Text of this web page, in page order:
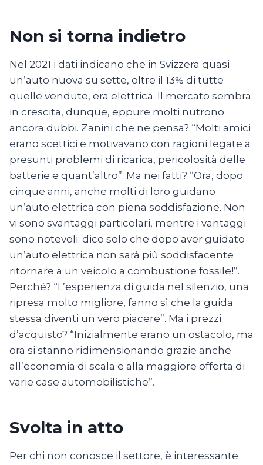
Non si torna indietro
Nel 2021 i dati indicano che in Svizzera quasi
un’auto nuova su sette, oltre il 13% di tutte
quelle vendute, era elettrica. Il mercato sembra
in crescita, dunque, eppure molti nutrono
ancora dubbi. Zanini che ne pensa? “Molti amici
erano scettici e motivavano con ragioni legate a
presunti problemi di ricarica, pericolosità delle
batterie e quant’altro”. Ma nei fatti? “Ora, dopo
cinque anni, anche molti di loro guidano
un’auto elettrica con piena soddisfazione. Non
vi sono svantaggi particolari, mentre i vantaggi
sono notevoli: dico solo che dopo aver guidato
un’auto elettrica non sarà più soddisfacente
ritornare a un veicolo a combustione fossile!”.
Perché? “L’esperienza di guida nel silenzio, una
ripresa molto migliore, fanno sì che la guida
stessa diventi un vero piacere”. Ma i prezzi
d’acquisto? “Inizialmente erano un ostacolo, ma
ora si stanno ridimensionando grazie anche
all’economia di scala e alla maggiore offerta di
varie case automobilistiche”.
Svolta in atto
Per chi non conosce il settore, è interessante